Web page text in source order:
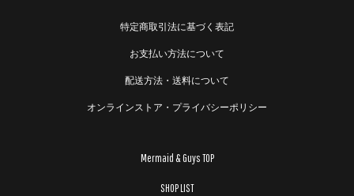
特定商取引法に基づく表記
お支払い方法について
配送方法・送料について
オンラインストア・プライバシーポリシー
Mermaid & Guys TOP
SHOP LIST